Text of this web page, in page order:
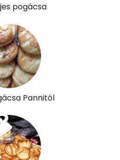
pogácsa
Pannitól